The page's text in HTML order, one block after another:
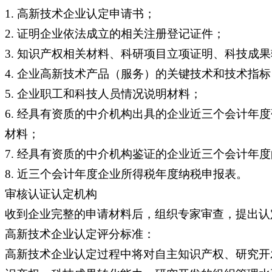
1. 高新技术企业认定申请书；
2. 证明企业依法成立的相关注册登记证件；
3. 知识产权相关材料、科研项目立项证明、科技成
4. 企业高新技术产品（服务）的关键技术和技术指
5. 企业职工和科技人员情况说明材料；
6. 经具有资质的中介机构出具的企业近三个会计年
材料；
7. 经具有资质的中介机构鉴证的企业近三个会计年
8. 近三个会计年度企业所得税年度纳税申报表。
审核认证认定机构
收到企业完整的申请材料后，组织专家审查，提出
高新技术企业认定评分标准：
高新技术企业认定过程中将对自主知识产权、研究